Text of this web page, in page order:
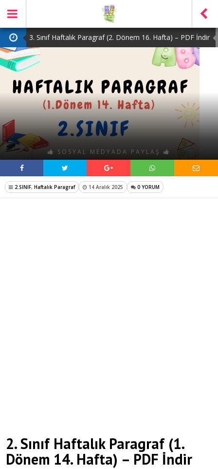
3. Sınıf Haftalık Paragraf (2. Dönem 16. Hafta) – PDF İndir
2. Sınıf Haftalık Paragraf (2. Dönem 16. Hafta) – PDF İndir
3. Sınıf Haftalık Paragraf (2. Dönem 15. Hafta) – PDF İndir
4. Sınıf Haftalık Paragraf (2. Dönem 16. Hafta) – PDF İndir
SOSYAL MEDYADA PAYLAŞ
2.SINIF, Haftalık Paragraf 14 Aralık 2025 0 YORUM
2. Sınıf Haftalık Paragraf (1.
Dönem 14. Hafta) – PDF İndir